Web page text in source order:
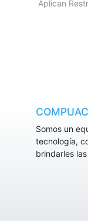
Aplican
Somos un
tecnología,
brindarles